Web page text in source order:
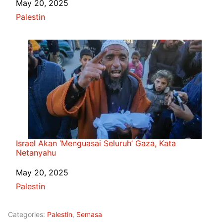
Date
May 20, 2025
In relation to
Palestin
Israel Akan ‘Menguasai Seluruh’ Gaza, Kata
Netanyahu
Date
May 20, 2025
In relation to
Palestin
Categories: Palestin, Semasa